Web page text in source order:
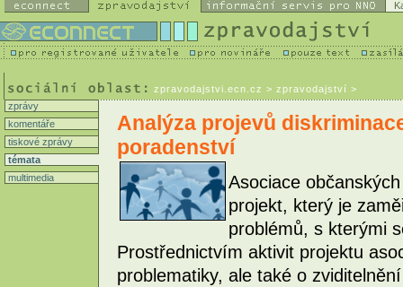
zpravodajstvi.ecn.cz > zpravodajství >
zprávy
komentáře
tiskové zprávy
témata
multimedia
Analýza projevů
poradenství
Asociace
projekt, který je
problémů, s kterými
Prostřednictvím aktivit projektu
problematiky, ale také o